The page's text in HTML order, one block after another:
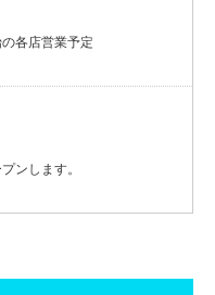
の各店営業予定
ンします。